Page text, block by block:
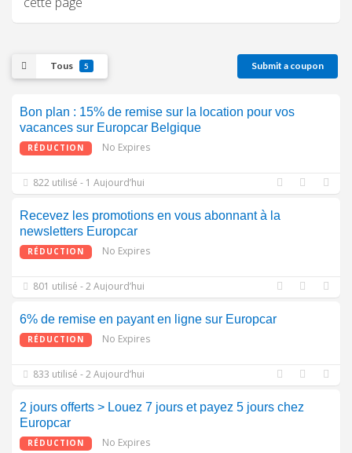
Tous 5 Submit a coupon
Bon plan : 15% de remise sur la location pour vos
vacances sur Europcar Belgique
RÉDUCTION No Expires
822 utilisé - 1 Aujourd’hui
Recevez les promotions en vous abonnant à la
newsletters Europcar
RÉDUCTION No Expires
801 utilisé - 2 Aujourd’hui
6% de remise en payant en ligne sur Europcar
RÉDUCTION No Expires
833 utilisé - 2 Aujourd’hui
2 jours offerts > Louez 7 jours et payez 5 jours chez
Europcar
RÉDUCTION No Expires